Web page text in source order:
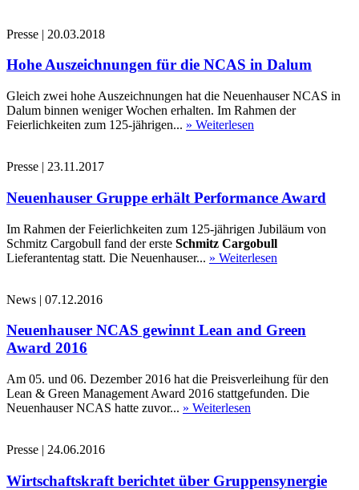
Presse | 20.03.2018
Hohe Auszeichnungen für die NCAS in Dalum
Gleich zwei hohe Auszeichnungen hat die Neuenhauser NCAS in
Dalum binnen weniger Wochen erhalten. Im Rahmen der
Feierlichkeiten zum 125-jährigen... » Weiterlesen
Presse | 23.11.2017
Neuenhauser Gruppe erhält Performance Award
Im Rahmen der Feierlichkeiten zum 125-jährigen Jubiläum von
Schmitz Cargobull fand der erste Schmitz Cargobull
Lieferantentag statt. Die Neuenhauser... » Weiterlesen
News | 07.12.2016
Neuenhauser NCAS gewinnt Lean and Green
Award 2016
Am 05. und 06. Dezember 2016 hat die Preisverleihung für den
Lean & Green Management Award 2016 stattgefunden. Die
Neuenhauser NCAS hatte zuvor... » Weiterlesen
Presse | 24.06.2016
Wirtschaftskraft berichtet über Gruppensynergie